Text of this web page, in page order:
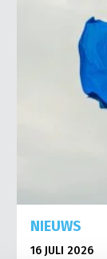
NIEUWS
16 JULI 2026